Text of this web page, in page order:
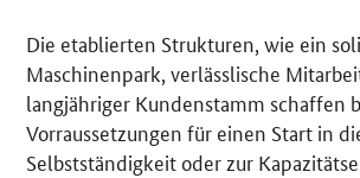
Die etablierten Strukturen, wie ein
Maschinenpark, verlässlische
langjähriger Kundenstamm schaffen
Vorraussetzungen für einen Start in
Selbstständigkeit oder zur